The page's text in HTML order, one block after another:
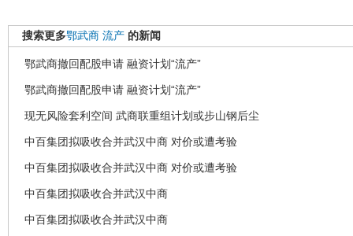
搜索更多鄂武商 流产 的新闻
鄂武商撤回配股申请 融资计划“流产”
鄂武商撤回配股申请 融资计划“流产”
现无风险套利空间 武商联重组计划或步山钢后尘
中百集团拟吸收合并武汉中商 对价或遭考验
中百集团拟吸收合并武汉中商 对价或遭考验
中百集团拟吸收合并武汉中商
中百集团拟吸收合并武汉中商